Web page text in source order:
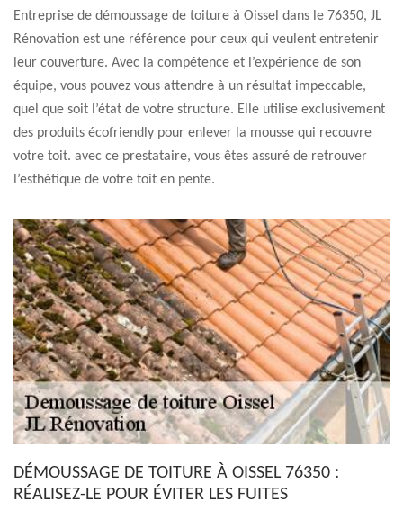
Entreprise de démoussage de toiture à Oissel dans le 76350, JL
Rénovation est une référence pour ceux qui veulent entretenir
leur couverture. Avec la compétence et l’expérience de son
équipe, vous pouvez vous attendre à un résultat impeccable,
quel que soit l’état de votre structure. Elle utilise exclusivement
des produits écofriendly pour enlever la mousse qui recouvre
votre toit. avec ce prestataire, vous êtes assuré de retrouver
l’esthétique de votre toit en pente.
DÉMOUSSAGE DE TOITURE À OISSEL 76350 :
RÉALISEZ-LE POUR ÉVITER LES FUITES